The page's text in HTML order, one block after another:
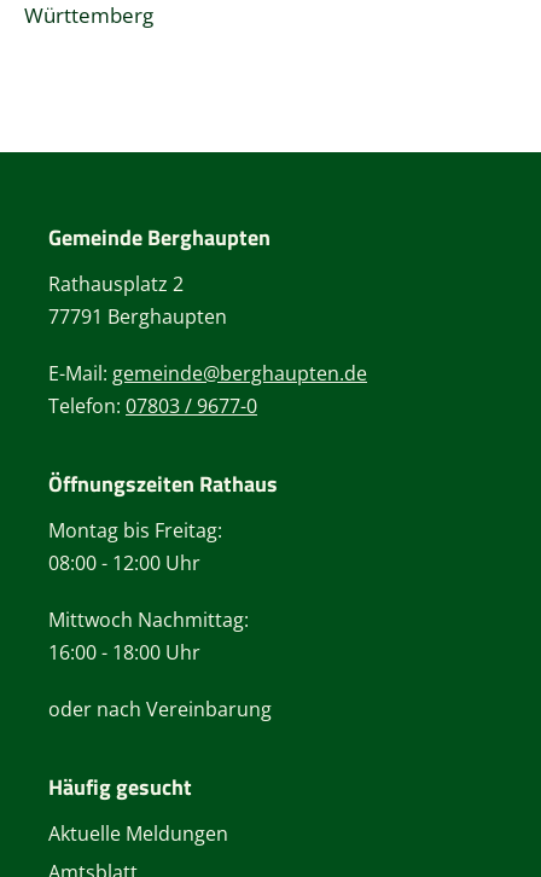
Württemberg
Gemeinde Berghaupten
Rathausplatz 2
77791 Berghaupten
E-Mail: gemeinde@berghaupten.de
Telefon: 07803 / 9677-0
Öffnungszeiten Rathaus
Montag bis Freitag:
08:00 - 12:00 Uhr
Mittwoch Nachmittag:
16:00 - 18:00 Uhr
oder nach Vereinbarung
Häufig gesucht
Aktuelle Meldungen